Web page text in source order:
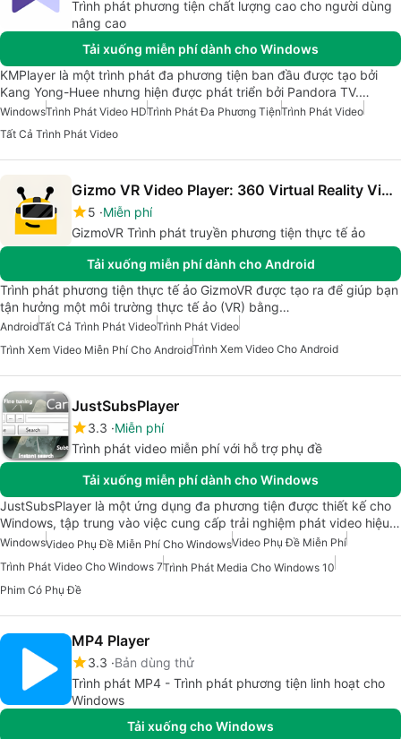
Trình phát phương tiện chất lượng cao cho người dùng
nâng cao
Tải xuống miễn phí dành cho Windows
KMPlayer là một trình phát đa phương tiện ban đầu được tạo bởi
Kang Yong-Huee nhưng hiện được phát triển bởi Pandora TV.…
WindowsTrình Phát Video HDTrình Phát Đa Phương TiệnTrình Phát Video
Tất Cả Trình Phát Video
Gizmo VR Video Player: 360 Virtual Reality Videos
5 Miễn phí
GizmoVR Trình phát truyền phương tiện thực tế ảo
Tải xuống miễn phí dành cho Android
Trình phát phương tiện thực tế ảo GizmoVR được tạo ra để giúp bạn
tận hưởng một môi trường thực tế ảo (VR) bằng…
AndroidTất Cả Trình Phát VideoTrình Phát Video
Trình Xem Video Miễn Phí Cho AndroidTrình Xem Video Cho Android
JustSubsPlayer
3.3 Miễn phí
Trình phát video miễn phí với hỗ trợ phụ đề
Tải xuống miễn phí dành cho Windows
JustSubsPlayer là một ứng dụng đa phương tiện được thiết kế cho
Windows, tập trung vào việc cung cấp trải nghiệm phát video hiệu…
WindowsVideo Phụ Đề Miễn Phí Cho WindowsVideo Phụ Đề Miễn Phí
Trình Phát Video Cho Windows 7Trình Phát Media Cho Windows 10
Phim Có Phụ Đề
MP4 Player
3.3 Bản dùng thử
Trình phát MP4 - Trình phát phương tiện linh hoạt cho
Windows
Tải xuống cho Windows